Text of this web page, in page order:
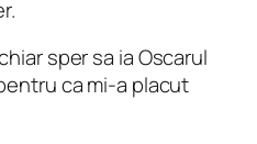
sper sa ia Oscarul
ca mi-a placut